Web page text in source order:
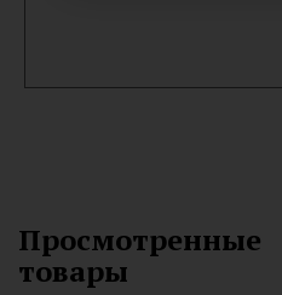
Просмотренные
товары